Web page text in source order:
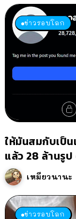
ข่าวรอบโลก
ให้มันสมกับเป็
แล้ว 28 ล้านรู
เหมียวนานะ
ข่าวรอบโลก